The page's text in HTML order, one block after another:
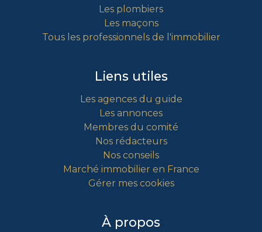
Les plombiers
Les maçons
Tous les professionnels de l'immobilier
Liens utiles
Les agences du guide
Les annonces
Membres du comité
Nos rédacteurs
Nos conseils
Marché immobilier en France
Gérer mes cookies
À propos